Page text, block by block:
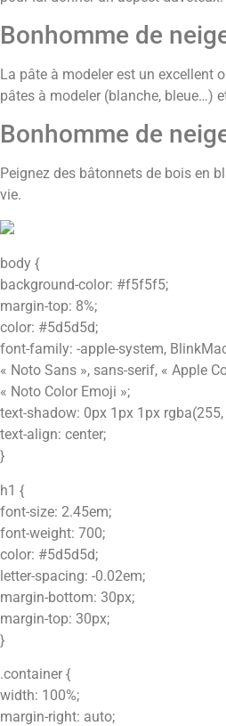
Bonhomme de
La pâte à modeler est un excellent
pâtes à modeler (blanche, bleue…)
Bonhomme de
Peignez des bâtonnets de bois en
vie.
body {
background-color: #f5f5f5;
margin-top: 8%;
color: #5d5d5d;
font-family: -apple-system,
« Noto Sans », sans-serif, « Apple
« Noto Color Emoji »;
text-shadow: 0px 1px 1px
text-align: center;
}
h1 {
font-size: 2.45em;
font-weight: 700;
color: #5d5d5d;
letter-spacing: -0.02em;
margin-bottom: 30px;
margin-top: 30px;
}
.container {
width: 100%;
margin-right: auto;